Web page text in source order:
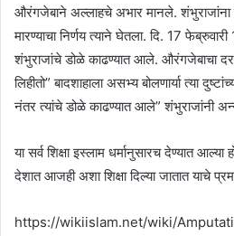
औरंगजेबाने अल्लाहचे अभार मानले. शंभुराजांना
मारण्याचा निर्णय त्याने घेतला. दि. 17
शंभुराजांचे डोळे काढण्यात आले. औरंगजेबाचा
लिहीतो” बादशाहाला असभ्य बोलणार्या त्या
नंतर त्यांचे डोळे काढण्यात आले” शंभुराजांनी
या सर्व शिक्षा इस्लाम धर्मानुसारच देण्यात
देशात आजही अशा शिक्षा दिल्या जातात याचे
https://wikiislam.net/wiki/